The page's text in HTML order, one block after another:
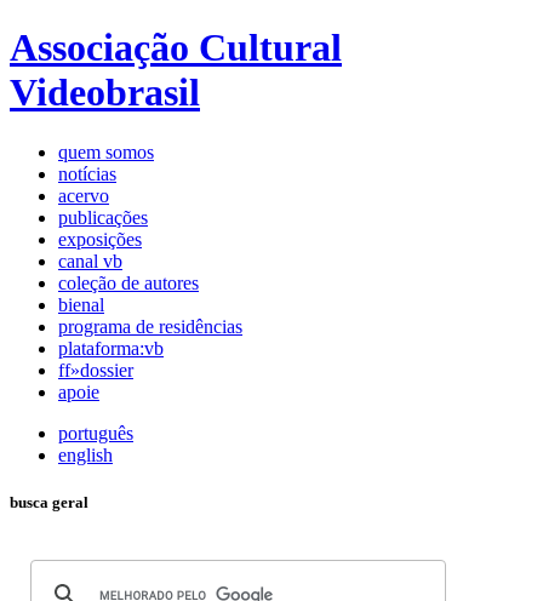
Associação Cultural
Videobrasil
quem somos
notícias
acervo
publicações
exposições
canal vb
coleção de autores
bienal
programa de residências
plataforma:vb
ff»dossier
apoie
português
english
busca geral